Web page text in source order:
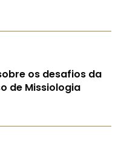
os desafios da
de Missiologia